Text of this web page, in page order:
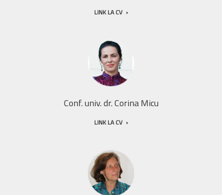
LINK LA CV
Conf. univ. dr. Corina Micu
LINK LA CV